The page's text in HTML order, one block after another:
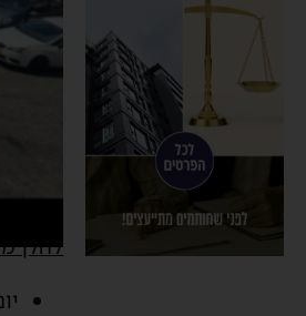
להלן
יום